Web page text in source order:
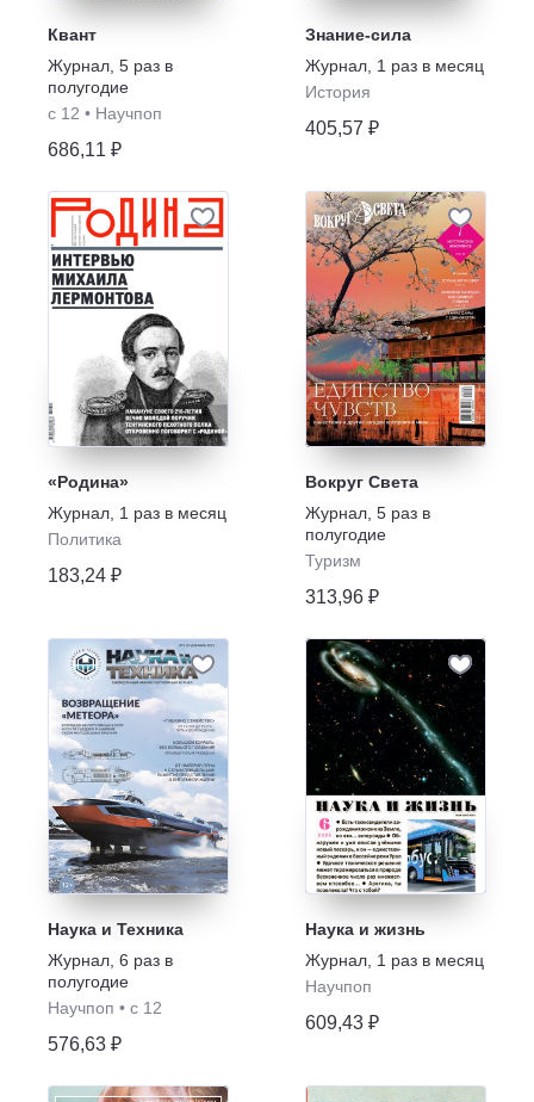
Квант
Журнал 5 раз в
полугодие
с 12 • Научпоп
686,11 ₽
Знание-сила
Журнал 1 раз в месяц
История
405,57 ₽
«Родина»
Журнал 1 раз в месяц
Политика
183,24 ₽
Вокруг Света
Журнал 5 раз в
полугодие
Туризм
313,96 ₽
Наука и Техника
Журнал 6 раз в
полугодие
Научпоп • с 12
576,63 ₽
Наука и жизнь
Журнал 1 раз в месяц
Научпоп
609,43 ₽